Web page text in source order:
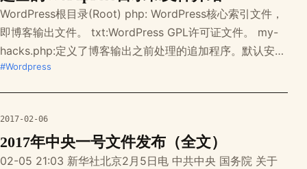
WordPress根目录(Root) php: WordPress核心索引文件，
即博客输出文件。 txt:WordPress GPL许可证文件。 my-
hacks.php:定义了博客输出之前处理的追加程序。默认安装
中并没有这个文件，但如果存在，它就会被管理页面引用。
#Wordpress
2017-02-06
2017年中央一号文件发布（全文）
02-05 21:03 新华社北京2月5日电 中共中央 国务院 关于